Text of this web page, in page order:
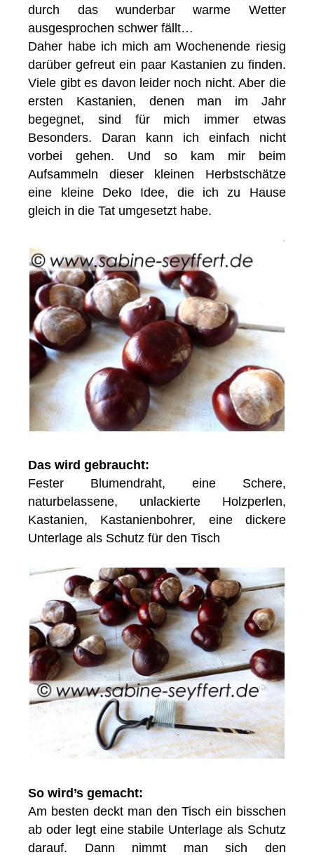
durch das wunderbar warme Wetter
ausgesprochen schwer fällt…
Daher habe ich mich am Wochenende riesig
darüber gefreut ein paar Kastanien zu finden.
Viele gibt es davon leider noch nicht. Aber die
ersten Kastanien, denen man im Jahr
begegnet, sind für mich immer etwas
Besonders. Daran kann ich einfach nicht
vorbei gehen. Und so kam mir beim
Aufsammeln dieser kleinen Herbstschätze
eine kleine Deko Idee, die ich zu Hause
gleich in die Tat umgesetzt habe.
Das wird gebraucht:
Fester Blumendraht, eine Schere,
naturbelassene, unlackierte Holzperlen,
Kastanien, Kastanienbohrer, eine dickere
Unterlage als Schutz für den Tisch
So wird’s gemacht:
Am besten deckt man den Tisch ein bisschen
ab oder legt eine stabile Unterlage als Schutz
darauf. Dann nimmt man sich den